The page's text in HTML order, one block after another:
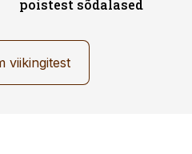
poistest sõdalased
viikingitest